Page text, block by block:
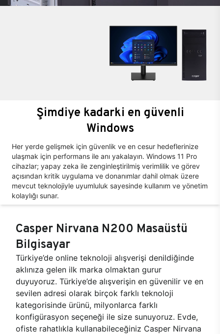
Şimdiye kadarki en güvenli
Windows
Her yerde gelişmek için güvenlik ve en cesur hedeflerinize
ulaşmak için performans ile anı yakalayın. Windows 11 Pro
cihazlar; yapay zeka ile zenginleştirilmiş verimlilik ve görev
açısından kritik uygulama ve donanımlar dahil olmak üzere
mevcut teknolojiyle uyumluluk sayesinde kullanım ve yönetim
kolaylığı sunar.
Casper Nirvana N200 Masaüstü
Bilgisayar
Türkiye’de online teknoloji alışverişi denildiğinde
aklınıza gelen ilk marka olmaktan gurur
duyuyoruz. Türkiye’de alışverişin en güvenilir ve en
sevilen adresi olarak birçok farklı teknoloji
kategorisinde ürünü, milyonlarca farklı
konfigürasyon seçeneği ile size sunuyoruz. Evde,
ofiste rahatlıkla kullanabileceğiniz Casper Nirvana